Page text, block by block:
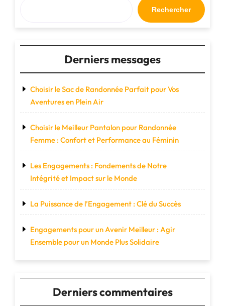
Rechercher
Derniers messages
Choisir le Sac de Randonnée Parfait pour Vos
Aventures en Plein Air
Choisir le Meilleur Pantalon pour Randonnée
Femme : Confort et Performance au Féminin
Les Engagements : Fondements de Notre
Intégrité et Impact sur le Monde
La Puissance de l’Engagement : Clé du Succès
Engagements pour un Avenir Meilleur : Agir
Ensemble pour un Monde Plus Solidaire
Derniers commentaires